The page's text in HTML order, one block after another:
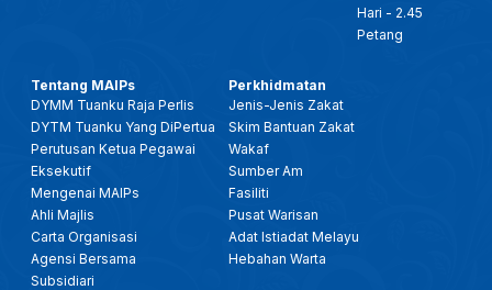
Hari - 2.45
Petang
Tentang MAIPs
DYMM Tuanku Raja Perlis
DYTM Tuanku Yang DiPertua
Perutusan Ketua Pegawai
Eksekutif
Mengenai MAIPs
Ahli Majlis
Carta Organisasi
Agensi Bersama
Subsidiari
Perkhidmatan
Jenis-Jenis Zakat
Skim Bantuan Zakat
Wakaf
Sumber Am
Fasiliti
Pusat Warisan
Adat Istiadat Melayu
Hebahan Warta